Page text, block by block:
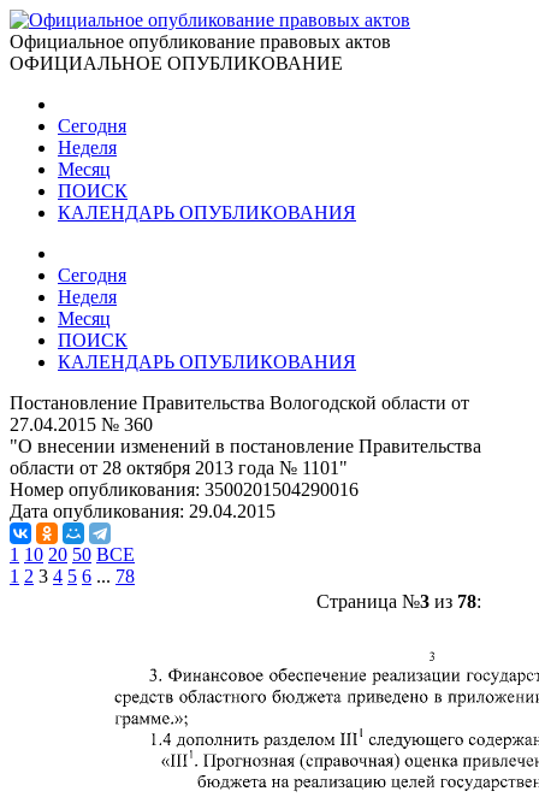
Официальное опубликование правовых актов
ОФИЦИАЛЬНОЕ ОПУБЛИКОВАНИЕ
Сегодня
Неделя
Месяц
ПОИСК
КАЛЕНДАРЬ ОПУБЛИКОВАНИЯ
Сегодня
Неделя
Месяц
ПОИСК
КАЛЕНДАРЬ ОПУБЛИКОВАНИЯ
Постановление Правительства Вологодской области от
27.04.2015 № 360
"О внесении изменений в постановление Правительства
области от 28 октября 2013 года № 1101"
Номер опубликования: 3500201504290016
Дата опубликования: 29.04.2015
1 10 20 50 ВСЕ
1 2 3 4 5 6 ... 78
Страница №3из 78: